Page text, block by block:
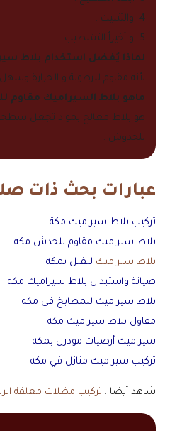
4- والتثبيت .
5- و أخيراُ التشطيب .
لماذا يُفضل استخدام بلاط
لأنه مقاوم للرطوبة و الحرارة
ماهو بلاط السيراميك مقاوم
هو بلاط معالج بمواد تجعل سطحه
للخدوش .
عبارات بحث ذات
تركيب بلاط سيراميك مكة
بلاط سيراميك مقاوم للخدش مكه
بلاط سيراميك للفلل بمكه
صيانة واستبدال بلاط سيراميك مكه
بلاط سيراميك للمطابخ في مكه
مقاول بلاط سيراميك مكة
سيراميك أرضيات مودرن بمكه
تركيب سيراميك منازل في مكه
شاهد أيضا : تركيب مظلات معلقة